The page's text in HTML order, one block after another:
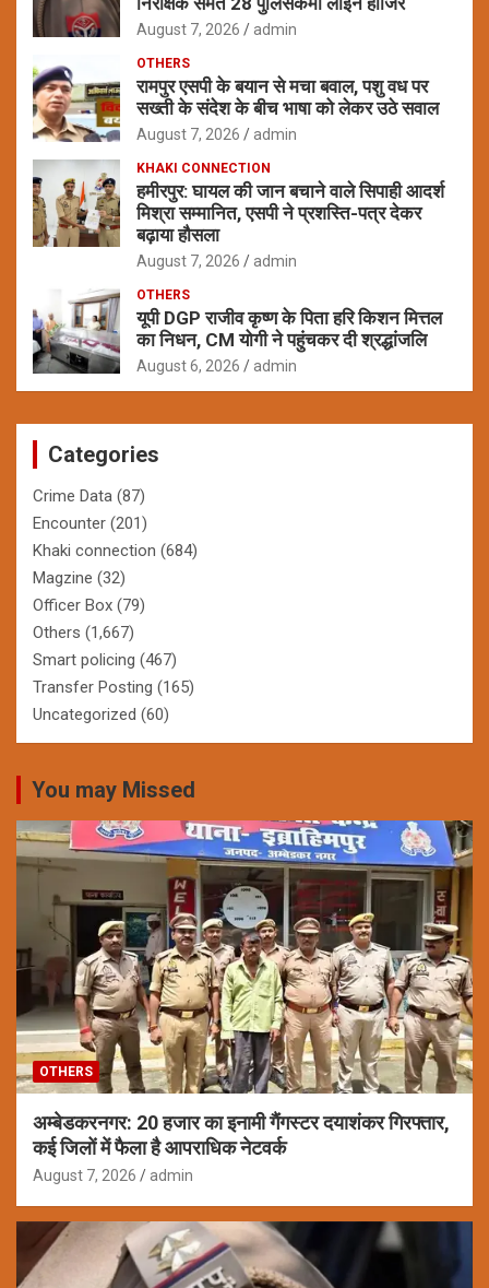
August 7, 2026 admin
OTHERS
रामपुर एसपी के बयान से मचा बवाल, पशु वध पर
सख्ती के संदेश के बीच भाषा को लेकर उठे सवाल
August 7, 2026 admin
KHAKI CONNECTION
हमीरपुर: घायल की जान बचाने वाले सिपाही आदर्श
मिश्रा सम्मानित, एसपी ने प्रशस्ति-पत्र देकर
बढ़ाया हौसला
August 7, 2026 admin
OTHERS
यूपी DGP राजीव कृष्ण के पिता हरि किशन मित्तल
का निधन, CM योगी ने पहुंचकर दी श्रद्धांजलि
August 6, 2026 admin
Categories
Crime Data (87)
Encounter (201)
Khaki connection (684)
Magzine (32)
Officer Box (79)
Others (1,667)
Smart policing (467)
Transfer Posting (165)
Uncategorized (60)
You may Missed
OTHERS
अम्बेडकरनगर: 20 हजार का इनामी गैंगस्टर दयाशंकर गिरफ्तार,
कई जिलों में फैला है आपराधिक नेटवर्क
August 7, 2026 admin